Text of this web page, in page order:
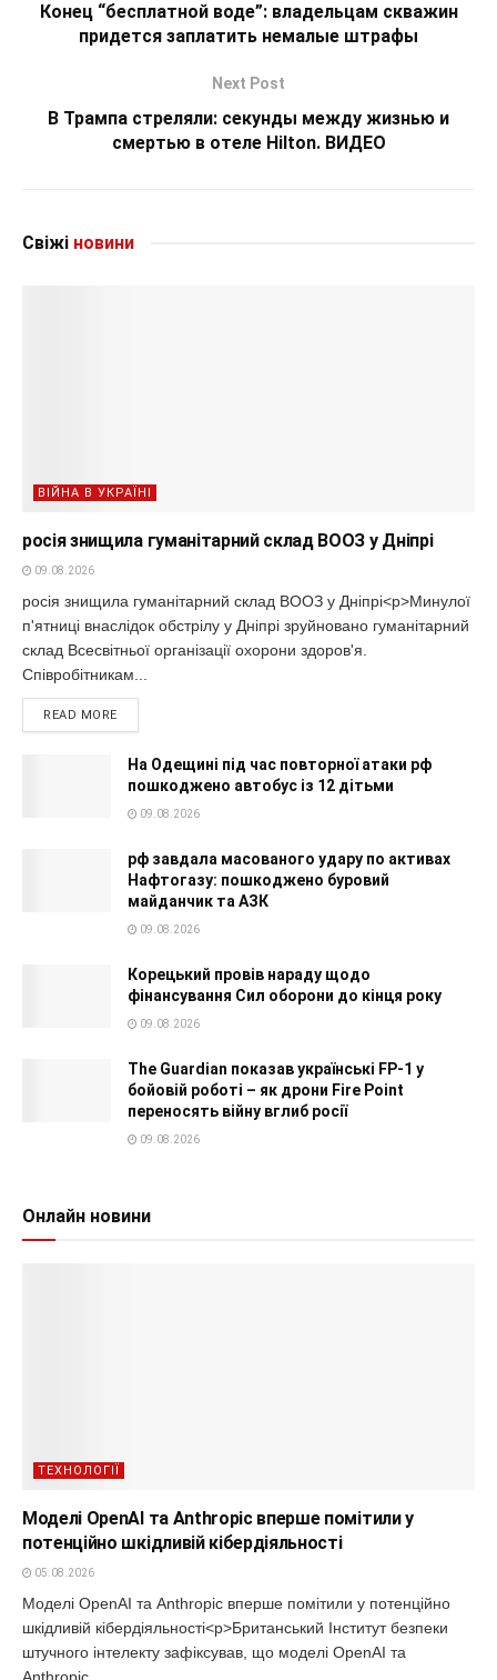
Конец “бесплатной воде”: владельцам скважин
придется заплатить немалые штрафы
Next Post
В Трампа стреляли: секунды между жизнью и
смертью в отеле Hilton. ВИДЕО
Свіжі новини
ВІЙНА В УКРАЇНІ
росія знищила гуманітарний склад ВООЗ у Дніпрі
09.08.2026
росія знищила гуманітарний склад ВООЗ у Дніпрі<p>Минулої
п'ятниці внаслідок обстрілу у Дніпрі зруйновано гуманітарний
склад Всесвітньої організації охорони здоров'я.
Співробітникам...
READ MORE
На Одещині під час повторної атаки рф
пошкоджено автобус із 12 дітьми
09.08.2026
рф завдала масованого удару по активах
Нафтогазу: пошкоджено буровий
майданчик та АЗК
09.08.2026
Корецький провів нараду щодо
фінансування Сил оборони до кінця року
09.08.2026
The Guardian показав українські FP-1 у
бойовій роботі – як дрони Fire Point
переносять війну вглиб росії
09.08.2026
Онлайн новини
ТЕХНОЛОГІЇ
Моделі OpenAI та Anthropic вперше помітили у
потенційно шкідливій кібердіяльності
05.08.2026
Моделі OpenAI та Anthropic вперше помітили у потенційно
шкідливій кібердіяльності<p>Британський Інститут безпеки
штучного інтелекту зафіксував, що моделі OpenAI та